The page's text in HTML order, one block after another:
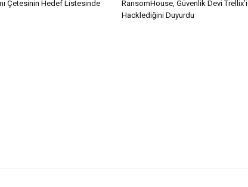
Çetesinin Hedef Listesinde
RansomHouse, Güvenlik Devi Trellix’i
Hacklediğini Duyurdu